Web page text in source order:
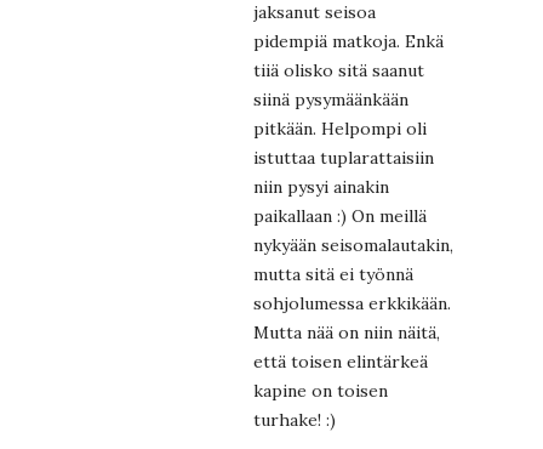
jaksanut seisoa
pidempiä matkoja. Enkä
tiiä olisko sitä saanut
siinä pysymäänkään
pitkään. Helpompi oli
istuttaa tuplarattaisiin
niin pysyi ainakin
paikallaan :) On meillä
nykyään seisomalautakin,
mutta sitä ei työnnä
sohjolumessa erkkikään.
Mutta nää on niin näitä,
että toisen elintärkeä
kapine on toisen
turhake! :)